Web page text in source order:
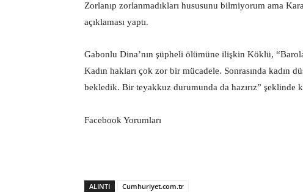
Zorlanıp zorlanmadıkları hususunu bilmiyorum ama
açıklaması yaptı.
Gabonlu Dina’nın şüpheli ölümüne ilişkin Köklü,
Kadın hakları çok zor bir mücadele. Sonrasında kadın
bekledik. Bir teyakkuz durumunda da hazırız” şeklinde
Facebook Yorumları
ALINTI Cumhuriyet.com.tr